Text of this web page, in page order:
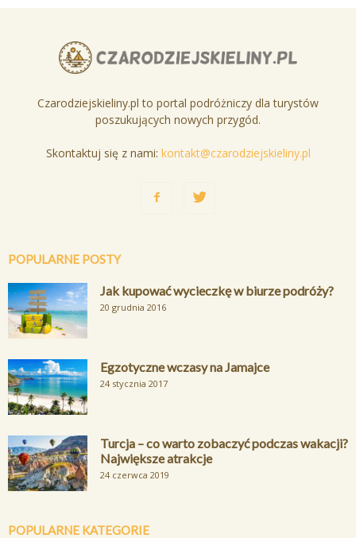
Czarodziejskieliny.pl to portal podróżniczy dla turystów
poszukujących nowych przygód.
Skontaktuj się z nami: kontakt@czarodziejskieliny.pl
POPULARNE POSTY
Jak kupować wycieczkę w biurze podróży?
20 grudnia 2016
Egzotyczne wczasy na Jamajce
24 stycznia 2017
Turcja – co warto zobaczyć podczas wakacji?
Największe atrakcje
24 czerwca 2019
POPULARNE KATEGORIE